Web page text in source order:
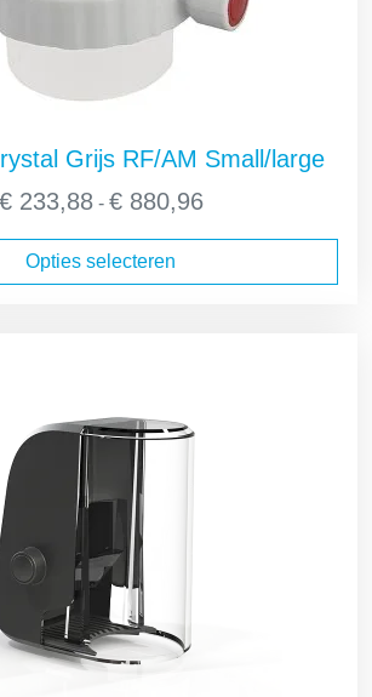
Grijs RF/AM Small/large
€233,88 - €880,96Prijsklasse:
€ 880,96
Opties selecteren